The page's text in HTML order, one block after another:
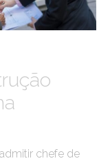
chefe de